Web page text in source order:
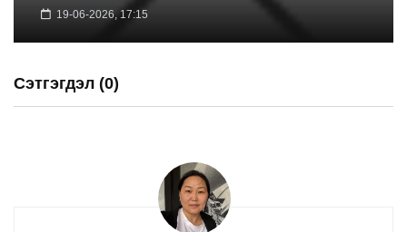
19-06-2026, 17:15
Сэтгэгдэл (0)